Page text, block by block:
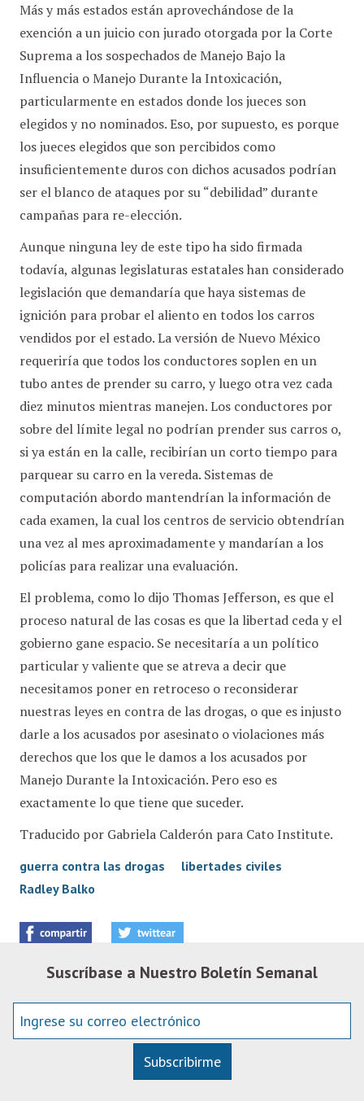
Más y más estados están aprovechándose de la
exención a un juicio con jurado otorgada por la Corte
Suprema a los sospechados de Manejo Bajo la
Influencia o Manejo Durante la Intoxicación,
particularmente en estados donde los jueces son
elegidos y no nominados. Eso, por supuesto, es porque
los jueces elegidos que son percibidos como
insuficientemente duros con dichos acusados podrían
ser el blanco de ataques por su “debilidad” durante
campañas para re-elección.
Aunque ninguna ley de este tipo ha sido firmada
todavía, algunas legislaturas estatales han considerado
legislación que demandaría que haya sistemas de
ignición para probar el aliento en todos los carros
vendidos por el estado. La versión de Nuevo México
requeriría que todos los conductores soplen en un
tubo antes de prender su carro, y luego otra vez cada
diez minutos mientras manejen. Los conductores por
sobre del límite legal no podrían prender sus carros o,
si ya están en la calle, recibirían un corto tiempo para
parquear su carro en la vereda. Sistemas de
computación abordo mantendrían la información de
cada examen, la cual los centros de servicio obtendrían
una vez al mes aproximadamente y mandarían a los
policías para realizar una evaluación.
El problema, como lo dijo Thomas Jefferson, es que el
proceso natural de las cosas es que la libertad ceda y el
gobierno gane espacio. Se necesitaría a un político
particular y valiente que se atreva a decir que
necesitamos poner en retroceso o reconsiderar
nuestras leyes en contra de las drogas, o que es injusto
darle a los acusados por asesinato o violaciones más
derechos que los que le damos a los acusados por
Manejo Durante la Intoxicación. Pero eso es
exactamente lo que tiene que suceder.
Traducido por Gabriela Calderón para Cato Institute.
guerra contra las drogas
libertades civiles
Radley Balko
Suscríbase a Nuestro Boletín Semanal